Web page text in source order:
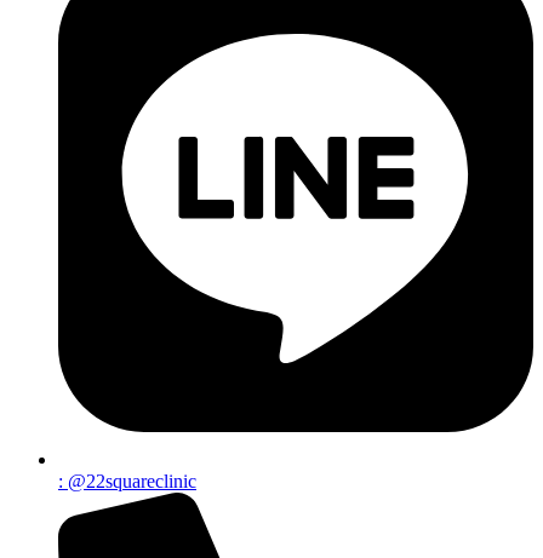
: @22squareclinic